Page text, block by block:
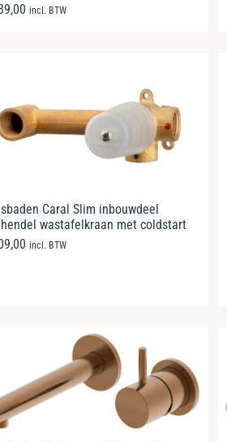
incl. BTW
Caral Slim inbouwdeel
wastafelkraan met coldstart
incl. BTW